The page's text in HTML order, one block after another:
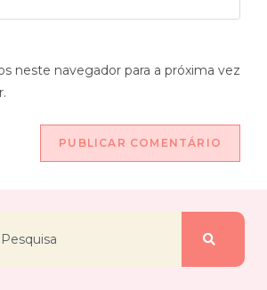
neste navegador para a próxima vez